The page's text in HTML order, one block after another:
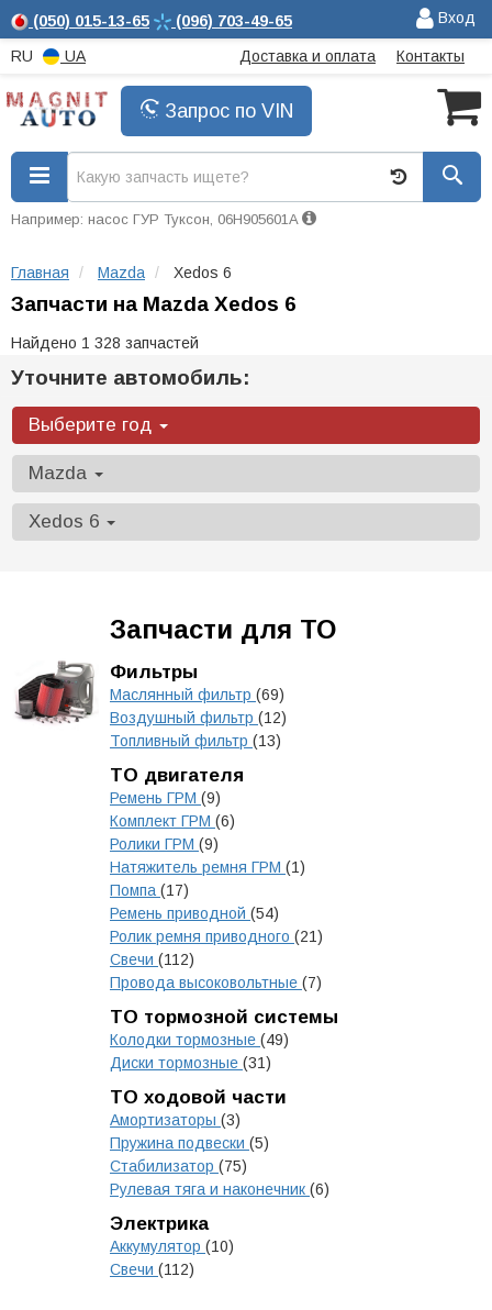
(050) 015-13-65 (096) 703-49-65 Вход
RU UA Доставка и оплата Контакты
Запрос по VIN
Например: насос ГУР Туксон, 06H905601A
Главная Mazda Xedos 6
Запчасти на Mazda Xedos 6
Найдено 1 328 запчастей
Уточните автомобиль:
Выберите год
Mazda
Xedos 6
Запчасти для ТО
Фильтры
Маслянный фильтр (69)
Воздушный фильтр (12)
Топливный фильтр (13)
ТО двигателя
Ремень ГРМ (9)
Комплект ГРМ (6)
Ролики ГРМ (9)
Натяжитель ремня ГРМ (1)
Помпа (17)
Ремень приводной (54)
Ролик ремня приводного (21)
Свечи (112)
Провода высоковольтные (7)
ТО тормозной системы
Колодки тормозные (49)
Диски тормозные (31)
ТО ходовой части
Амортизаторы (3)
Пружина подвески (5)
Стабилизатор (75)
Рулевая тяга и наконечник (6)
Электрика
Аккумулятор (10)
Свечи (112)